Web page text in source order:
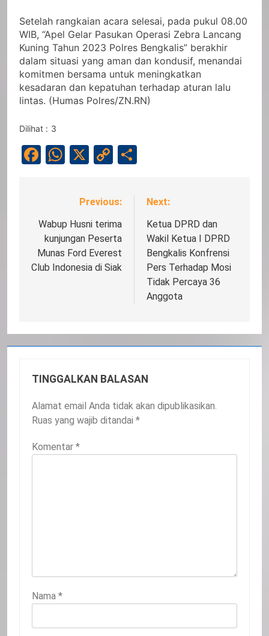
Setelah rangkaian acara selesai, pada pukul 08.00
WIB, “Apel Gelar Pasukan Operasi Zebra Lancang
Kuning Tahun 2023 Polres Bengkalis” berakhir
dalam situasi yang aman dan kondusif, menandai
komitmen bersama untuk meningkatkan
kesadaran dan kepatuhan terhadap aturan lalu
lintas. (Humas Polres/ZN.RN)
Dilihat : 3
Facebook
WhatsApp
X
Copy
Navigasi
pos
Previous:
Wabup Husni terima
kunjungan Peserta
Munas Ford Everest
Club Indonesia di Siak
Next:
Ketua DPRD dan
Wakil Ketua I DPRD
Bengkalis Konfrensi
Pers Terhadap Mosi
Tidak Percaya 36
Anggota
TINGGALKAN BALASAN
Alamat email Anda tidak akan dipublikasikan.
Ruas yang wajib ditandai *
Komentar *
Nama *